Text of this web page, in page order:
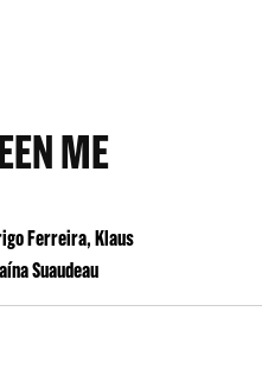
ME
Ferreira, Klaus
Suaudeau